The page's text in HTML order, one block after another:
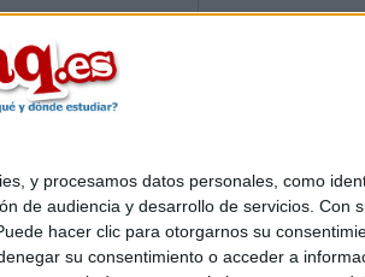
y procesamos datos personales, como
de audiencia y desarrollo de servicios. Con
hacer clic para otorgarnos su
su consentimiento o acceder a
Contactar| Anúnciate
generales|Política de cookies